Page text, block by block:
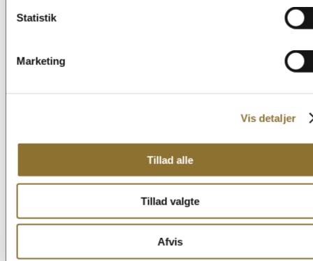
Statistik
Marketing
Vis detaljer
Tillad alle
Tillad valgte
Afvis
omfatter sortimentet alt fra kiks, kager og snacks til nødder,